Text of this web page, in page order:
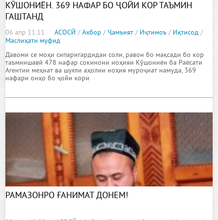
КӮШОНИЁН. 369 НАФАР БО ҶОЙИ КОР ТАЪМИН
ГАШТАНД
06 апр 11:11 АСОСӢ /Ахбор / Ҷамъият / Иҷтимоъ / Иқтисод /
Маслиҳати муфид
Давоми се моҳи сипаригардидаи соли, равон бо мақсади бо кор
таъминшавӣ 478 нафар сокинони ноҳияи Кӯшониён ба Раёсати
Агентии меҳнат ва шуғли аҳолии ноҳия муроҷиат намуда, 369
нафари онҳо бо ҷойи кори
РАМАЗОНРО ҒАНИМАТ ДОНЕМ!